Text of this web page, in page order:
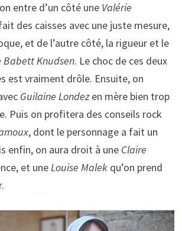
entre d’un côté une Valérie
des caisses avec une juste mesure,
et de l’autre côté, la rigueur et le
Babett Knudsen. Le choc de ces deux
est vraiment drôle. Ensuite, on
Guilaine Londezen mère bien trop
Puis on profitera des conseils rock
, dont le personnage a fait un
enfin, on aura droit à une Claire
et uneLouise Malekqu’on prend